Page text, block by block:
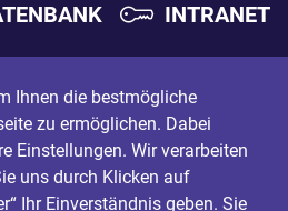
INTRANET
Ihnen die bestmögliche
zu ermöglichen. Dabei
Einstellungen. Wir verarbeiten
uns durch Klicken auf
Ihr Einverständnis geben. Sie